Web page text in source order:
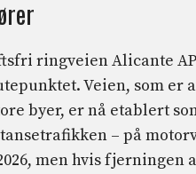
ringveien Alicante
Veien, som er
byer, er nå etablert
– på
men hvis fjerningen